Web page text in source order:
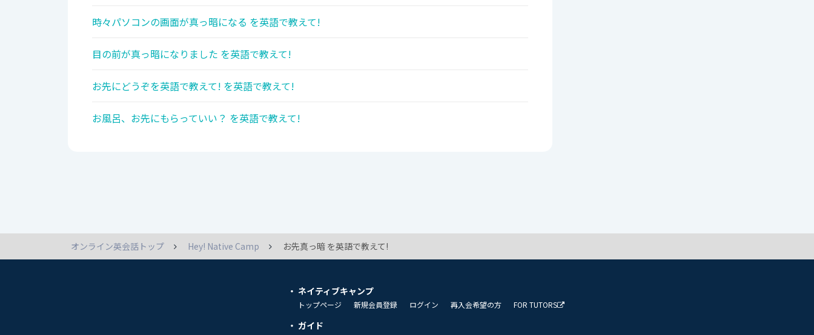
時々パソコンの画面が真っ暗になる を英語で教えて!
目の前が真っ暗になりました を英語で教えて!
お先にどうぞを英語で教えて! を英語で教えて!
お風呂、お先にもらっていい？ を英語で教えて!
オンライン英会話トップ Hey! Native Camp お先真っ暗 を英語で教えて!
ネイティブキャンプ
トップページ 新規会員登録 ログイン 再入会希望の方 FOR TUTORS
ガイド